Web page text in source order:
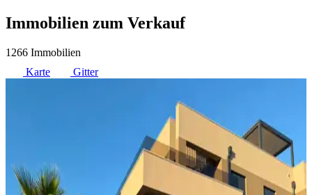
Immobilien zum Verkauf
1266 Immobilien
Karte
Gitter